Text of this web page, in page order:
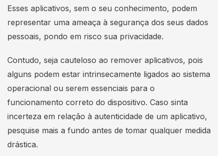
Esses aplicativos, sem o seu conhecimento, podem
representar uma ameaça à segurança dos seus dados
pessoais, pondo em risco sua privacidade.
Contudo, seja cauteloso ao remover aplicativos, pois
alguns podem estar intrinsecamente ligados ao sistema
operacional ou serem essenciais para o
funcionamento correto do dispositivo. Caso sinta
incerteza em relação à autenticidade de um aplicativo,
pesquise mais a fundo antes de tomar qualquer medida
drástica.